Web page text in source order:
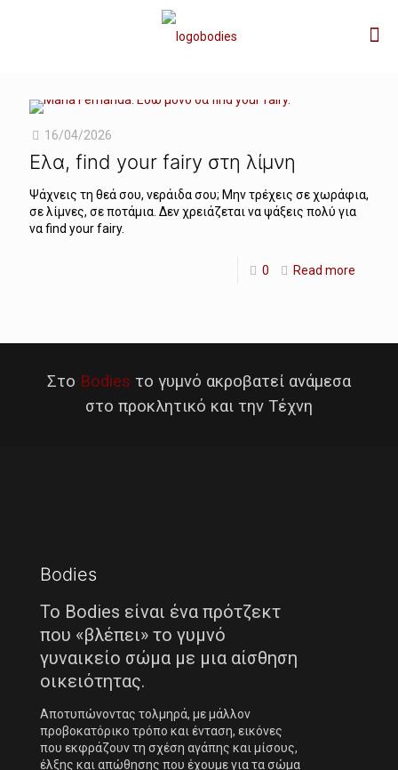
16/04/2026
Ελα, find your fairy στη λίμνη
Ψάχνεις τη θεά σου, νεράιδα σου; Μην τρέχεις σε χωράφια,
σε λίμνες, σε ποτάμια. Δεν χρειάζεται να ψάξεις πολύ για
να find your fairy.
0 Read more
Στο Bodies το γυμνό ακροβατεί ανάμεσα
στο προκλητικό και την Τέχνη
Bodies
Το Bodies είναι ένα πρότζεκτ
που «βλέπει» το γυμνό
γυναικείο σώμα με μια αίσθηση
οικειότητας.
Αποτυπώνοντας τολμηρά, με μάλλον
προβοκατόρικο τρόπο και ένταση, εικόνες
που εκφράζουν τη σχέση αγάπης και μίσους,
έλξης και απώθησης που έχουμε για τα σώμα